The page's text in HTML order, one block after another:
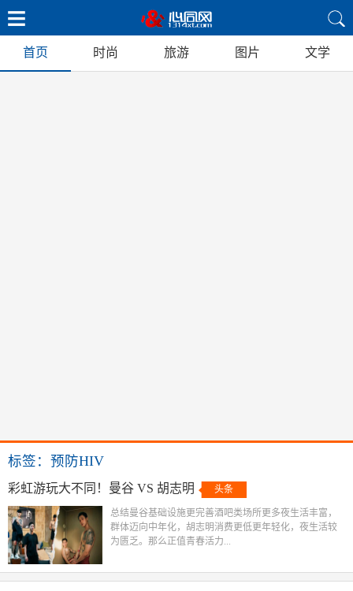
首页 时尚 旅游 图片 文学
标签：预防HIV
彩虹游玩大不同！曼谷 VS 胡志明 头条
总结曼谷基础设施更完善酒吧类场所更多夜生活丰富，
群体迈向中年化，胡志明消费更低更年轻化，夜生活较
为匮乏。那么正值青春活力...